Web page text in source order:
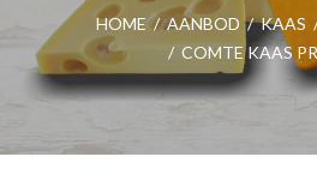
HOME / AANBOD / KAAS
/ COMTE KAAS